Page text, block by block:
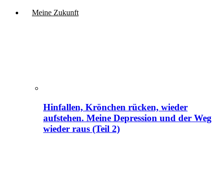
Meine Zukunft
Hinfallen, Krönchen rücken, wieder
aufstehen. Meine Depression und der Weg
wieder raus (Teil 2)